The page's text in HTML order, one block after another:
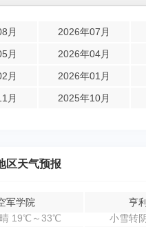
月 2026年07月
月
2026年04月
月
2026年01月
月
2025年10月
区天气预报
军学院
19℃～33℃
亨
小雪转